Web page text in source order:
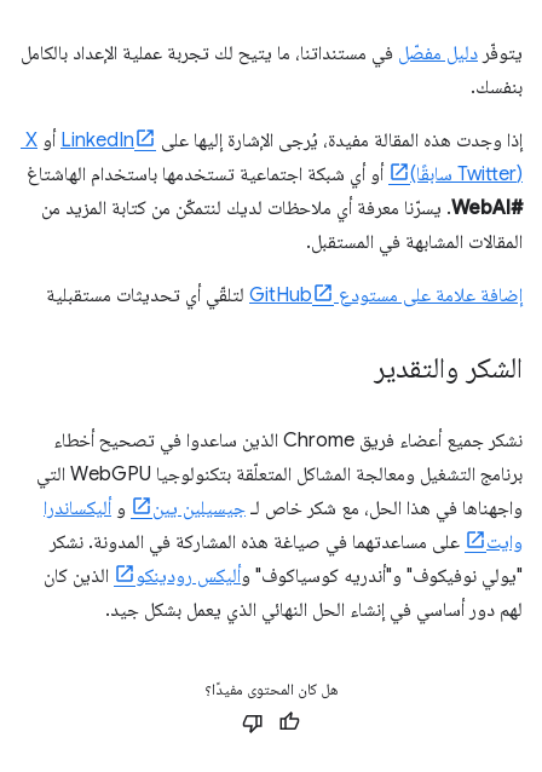
يتوفّر دليل مفصّل في مستنداتنا، ما يتيح لك تجربة عملية الإعداد بالكامل
بنفسك.
إذا وجدت هذه المقالة مفيدة، يُرجى الإشارة إليها على LinkedIn أو
(Twitter سابقًا)
أو أي شبكة اجتماعية تستخدمها باستخدام الهاشتاغ
#WebAI
. يسرّنا معرفة أي ملاحظات لديك لنتمكّن من كتابة المزيد من
المقالات المشابهة في المستقبل.
إضافة علامة على مستودع GitHub لتلقّي أي تحديثات مستقبلية
الشكر والتقدير
نشكر جميع أعضاء فريق Chrome الذين ساعدوا في تصحيح أخطاء
برنامج التشغيل ومعالجة المشاكل المتعلّقة بتكنولوجيا WebGPU التي
واجهناها في هذا الحل، مع شكر خاص لـ جيسيلين يين وأليكساندرا
وايت
على مساعدتهما في صياغة هذه المشاركة في المدونة. نشكر
"يولي نوفيكوف" و"أندريه كوسياكوف" وأليكس رودينكو
الذين كان
لهم دور أساسي في إنشاء الحل النهائي الذي يعمل بشكل جيد.
هل كان المحتوى مفيدًا؟